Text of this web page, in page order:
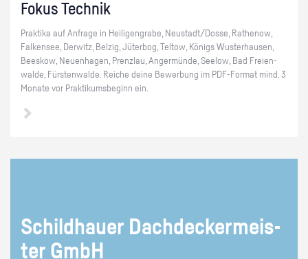
Fokus Tech­nik
Prak­ti­ka auf An­fra­ge in Hei­li­gen­gra­be, Neu­stadt/Dosse, Ra­the­now,
Fal­ken­see, Der­witz, Bel­zig, Jü­ter­bog, Tel­tow, Kö­nigs Wus­ter­hau­sen,
Bees­kow, Neu­en­ha­gen, Prenz­lau, An­ger­mün­de, See­low, Bad Frei­en­
wal­de, Fürs­ten­wal­de. Rei­che deine Be­wer­bung im PDF-For­mat mind. 3
Mo­na­te vor Prak­ti­kums­be­ginn ein.
Schild­hau­er Dach­de­cker­meis­
ter GmbH